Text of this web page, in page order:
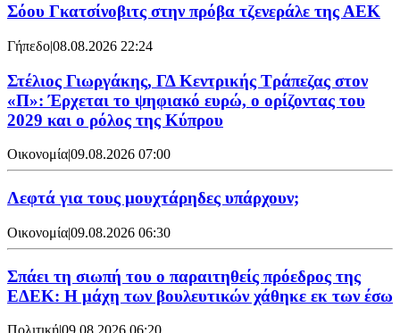
Σόου Γκατσίνοβιτς στην πρόβα τζενεράλε της ΑΕΚ
Γήπεδο|08.08.2026 22:24
Στέλιος Γιωργάκης, ΓΔ Κεντρικής Τράπεζας στον
«Π»: Έρχεται το ψηφιακό ευρώ, ο ορίζοντας του
2029 και ο ρόλος της Κύπρου
Οικονομία|09.08.2026 07:00
Λεφτά για τους μουχτάρηδες υπάρχουν;
Οικονομία|09.08.2026 06:30
Σπάει τη σιωπή του ο παραιτηθείς πρόεδρος της
ΕΔΕΚ: Η μάχη των βουλευτικών χάθηκε εκ των έσω